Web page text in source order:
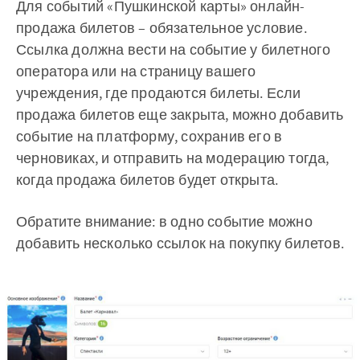
Для событий «Пушкинской карты» онлайн-
продажа билетов – обязательное условие.
Ссылка должна вести на событие у билетного
оператора или на страницу вашего
учреждения, где продаются билеты. Если
продажа билетов еще закрыта, можно добавить
событие на платформу, сохранив его в
черновиках, и отправить на модерацию тогда,
когда продажа билетов будет открыта.
Обратите внимание: в одно событие можно
добавить несколько ссылок на покупку билетов.